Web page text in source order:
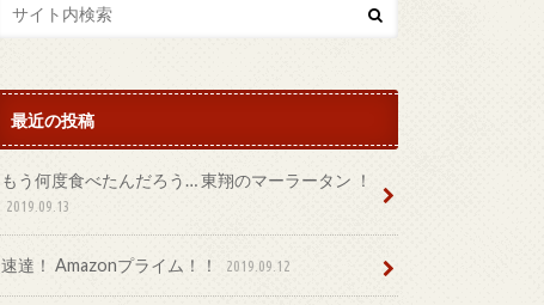
最近の投稿
もう何度食べたんだろう… 東翔のマーラータン ！
2019.09.13
速達！ Amazonプライム！！ 2019.09.12